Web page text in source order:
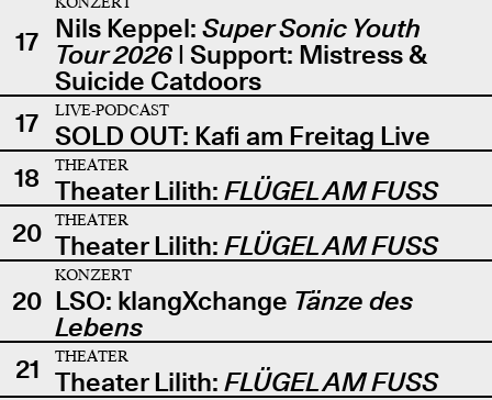
17 Nils Keppel: Super Sonic Youth
Tour 2026| Support: Mistress &
Suicide Catdoors
17
LIVE-PODCAST
SOLD OUT: Kafi am Freitag Live
18
THEATER
Theater Lilith: FLÜGEL AM FUSS
20
THEATER
Theater Lilith: FLÜGEL AM FUSS
20
KONZERT
LSO: klangXchange Tänze des
Lebens
21
THEATER
Theater Lilith: FLÜGEL AM FUSS